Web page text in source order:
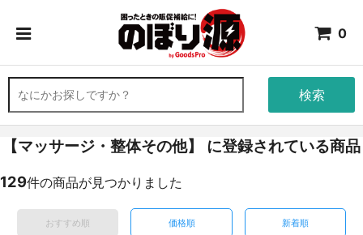
0
検索
【マッサージ・整体その他】 に登録されている商品
129件の商品が見つかりました
おすすめ順 価格順 新着順